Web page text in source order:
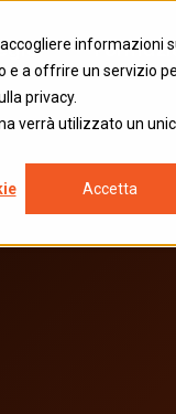
informazioni
a offrire un servizio
privacy.
verrà utilizzato un
Accetta